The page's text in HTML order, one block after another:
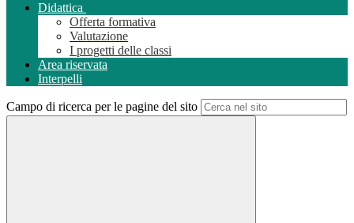
Didattica
Offerta formativa
Valutazione
I progetti delle classi
Area riservata
Interpelli
Campo di ricerca per le pagine del sito